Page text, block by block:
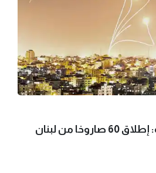
هيئة البث الإسرائيلية: إطلاق 60 صاروخا من لبنان